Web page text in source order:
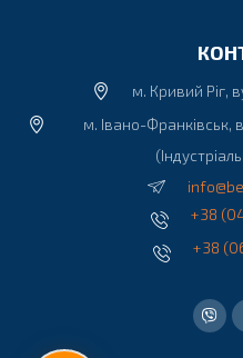
м. Кривий Ріг,
м. Івано-Франківськ,
+38
+38